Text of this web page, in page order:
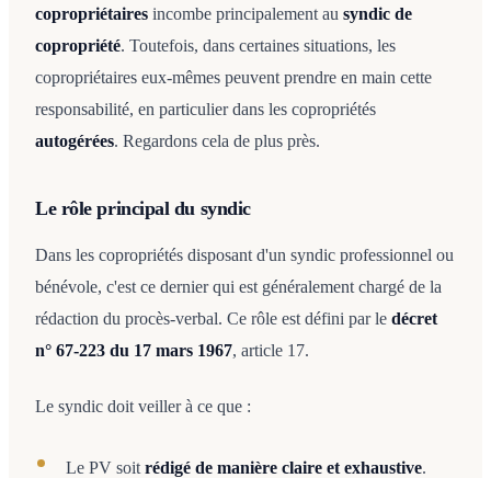
copropriétaires incombe principalement au syndic de
copropriété. Toutefois, dans certaines situations, les
copropriétaires eux-mêmes peuvent prendre en main cette
responsabilité, en particulier dans les copropriétés
autogérées. Regardons cela de plus près.
Le rôle principal du syndic
Dans les copropriétés disposant d'un syndic professionnel ou
bénévole, c'est ce dernier qui est généralement chargé de la
rédaction du procès-verbal. Ce rôle est défini par le décret
n° 67-223 du 17 mars 1967, article 17.
Le syndic doit veiller à ce que :
Le PV soit rédigé de manière claire et exhaustive.